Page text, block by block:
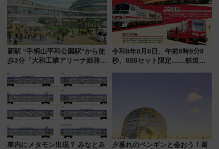
新駅 “手柄山平和公園駅”から徒
歩3分「大和工業アリーナ姫路」
大相撲巡業など 豪華イベントと
アクセス
令和8年8月8日、午前8時8分8
秒、888セット限定……鉄道各
車内にメタモン出現？ みなとみ
夕暮れのペンギンと会おう！葛